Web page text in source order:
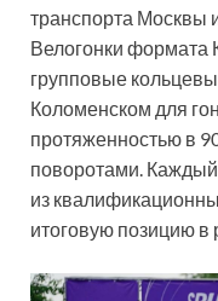
транспорта Москвы
Велогонки формата
групповые
Коломенском для
протяженностью в
поворотами.
из
итоговую позицию в